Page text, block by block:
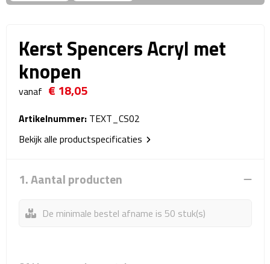
Reistassensets
Weekendtassen
Duffeltassen
Autotassen
Toilettassen
Rugzakken
Kerst Spencers Acryl met
knopen
vanaf € 18,05
Artikelnummer: TEXT_CS02
Bekijk alle productspecificaties
1. Aantal producten
De minimale bestel afname is 50 stuk(s)